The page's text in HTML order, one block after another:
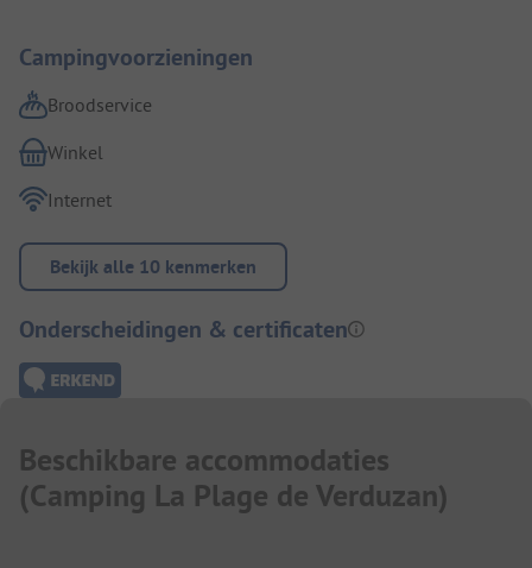
Campingvoorzieningen
Broodservice
Winkel
Internet
Bekijk alle 10 kenmerken
Onderscheidingen & certificaten
Beschikbare accommodaties
(Camping La Plage de Verduzan)